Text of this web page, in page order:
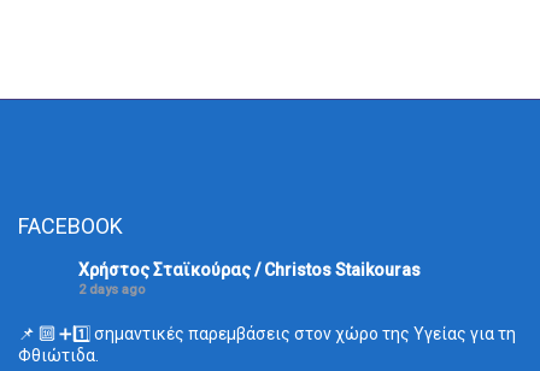
FACEBOOK
Χρήστος Σταϊκούρας / Christos Staikouras
2 days ago
📌 🔟 ➕1️⃣ σημαντικές παρεμβάσεις στον χώρο της Υγείας για τη
Φθιώτιδα.